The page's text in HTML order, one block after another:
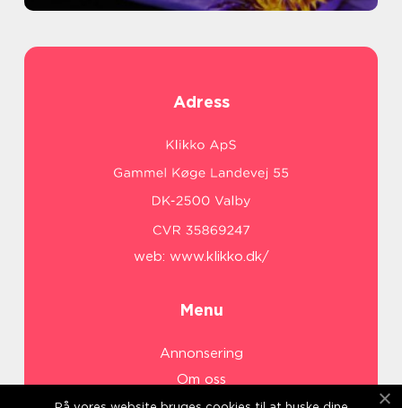
Adress
web: www.klikko.dk/
Menu
Annonsering
Om oss